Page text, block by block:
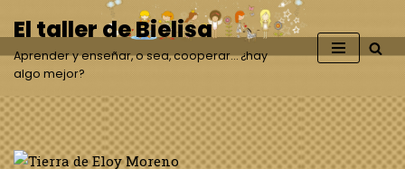
Saltar
al
contenido
El taller de Bielisa
Aprender y enseñar, o sea, cooperar… ¿hay
algo mejor?